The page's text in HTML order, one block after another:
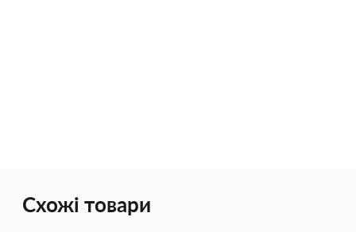
Схожі товари